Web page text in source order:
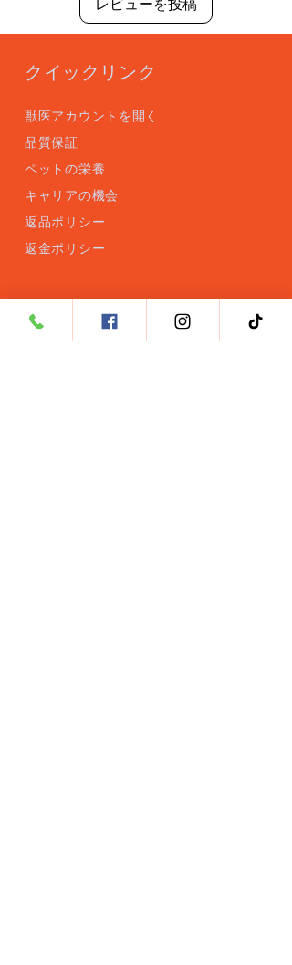
レビューを投稿
クイックリンク
獣医アカウントを開く
品質保証
ペットの栄養
キャリアの機会
返品ポリシー
返金ポリシー